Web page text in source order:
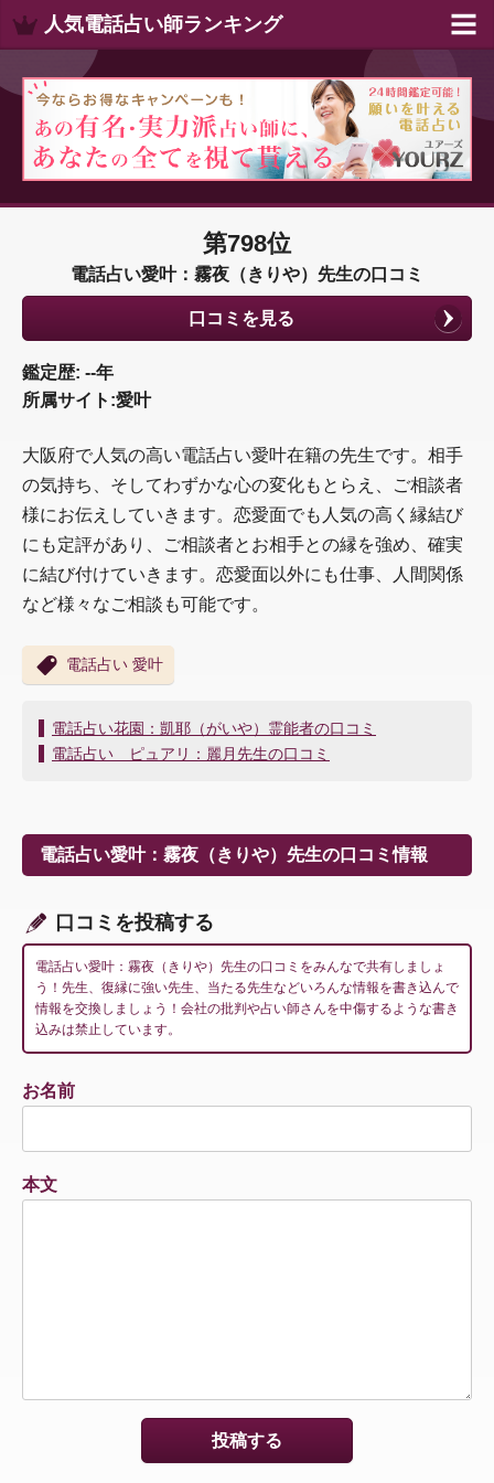
人気電話占い師ランキング
第798位
電話占い愛叶：霧夜（きりや）先生の口コミ
口コミを見る
鑑定歴: --年
所属サイト:愛叶
大阪府で人気の高い電話占い愛叶在籍の先生です。相手
の気持ち、そしてわずかな心の変化もとらえ、ご相談者
様にお伝えしていきます。恋愛面でも人気の高く縁結び
にも定評があり、ご相談者とお相手との縁を強め、確実
に結び付けていきます。恋愛面以外にも仕事、人間関係
など様々なご相談も可能です。
電話占い 愛叶
投
稿
ー
シ
ン
電話占い花園：凱耶（がいや）霊能者の口コミ
電話占い ピュアリ：麗月先生の口コミ
電話占い愛叶：霧夜（きりや）先生の口コミ情報
口コミを投稿する
電話占い愛叶：霧夜（きりや）先生の口コミをみんなで共有しましょ
う！先生、復縁に強い先生、当たる先生などいろんな情報を書き込んで
情報を交換しましょう！会社の批判や占い師さんを中傷するような書き
込みは禁止しています。
お名前
本文